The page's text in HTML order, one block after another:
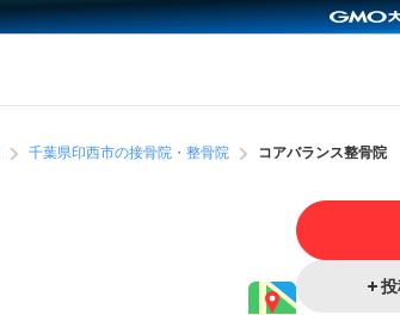
千葉県印西市の接骨院・整骨院 コアバランス整骨院